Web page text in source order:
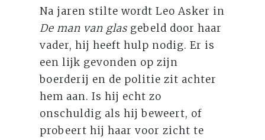
Na jaren stilte wordt Leo Asker in
De man van glas gebeld door haar
vader, hij heeft hulp nodig. Er is
een lijk gevonden op zijn
boerderij en de politie zit achter
hem aan. Is hij echt zo
onschuldig als hij beweert, of
probeert hij haar voor zicht te